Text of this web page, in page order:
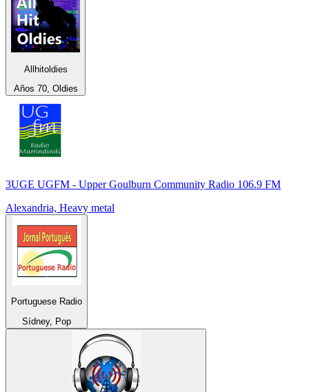
Allhitoldies
Años 70, Oldies
3UGE UGFM - Upper Goulburn Community Radio 106.9 FM
Alexandria, Heavy metal
Portuguese Radio
Sídney, Pop